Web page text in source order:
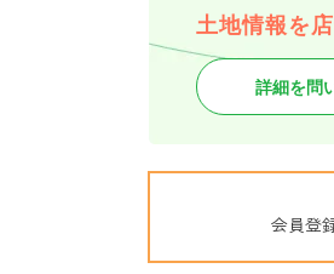
土地情報を
詳細を問
会員登